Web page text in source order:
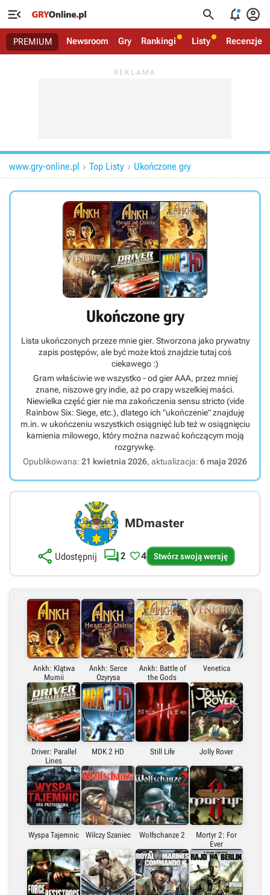
   
PREMIUM Newsroom Gry Rankingi Listy Recenzje
www.gry-online.pl  Top Listy  Ukończone gry
Ukończone gry
Lista ukończonych przeze mnie gier. Stworzona jako prywatny
zapis postępów, ale być może ktoś znajdzie tutaj coś
ciekawego :)
Gram właściwie we wszystko - od gier AAA, przez mniej
znane, niszowe gry indie, aż po crapy wszelkiej maści.
Niewielka część gier nie ma zakończenia sensu stricto (vide
Rainbow Six: Siege, etc.), dlatego ich "ukończenie" znajduję
m.in. w ukończeniu wszystkich osiągnięć lub też w osiągnięciu
kamienia milowego, który można nazwać kończącym moją
rozgrywkę.
Opublikowana: 21 kwietnia 2026, aktualizacja: 6 maja 2026
MDmaster
 Udostępnij
Link bezpośredni
X (Twitter)
Link do grafiki poziomej
Link do grafiki pionowej
2 4 Stwórz swoją wersję
Ankh: Klątwa
Mumii
Ankh: Serce
Ozyrysa
Ankh: Battle of
the Gods
Venetica
Driver: Parallel
Lines
MDK 2 HD Still Life Jolly Rover
Wyspa Tajemnic Wilczy Szaniec Wolfschanze 2
Mortyr 2: For
Ever